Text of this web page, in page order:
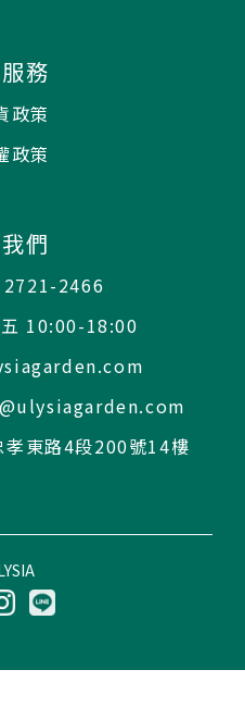
務
政策
政策
們
2466
10:00-18:00
東路4段200號14樓